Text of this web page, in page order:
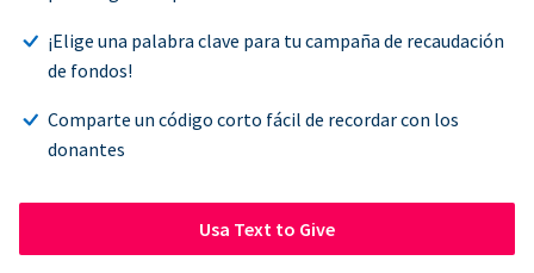
¡Elige una palabra clave para tu campaña de recaudación
de fondos!
Comparte un código corto fácil de recordar con los
donantes
Usa Text to Give